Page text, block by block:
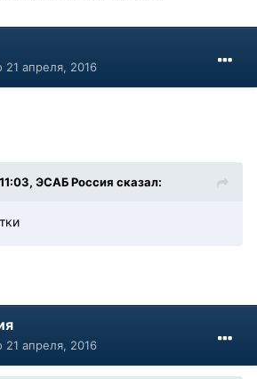
21 апреля, 2016
ЭСАБ Россия сказал:
21 апреля, 2016